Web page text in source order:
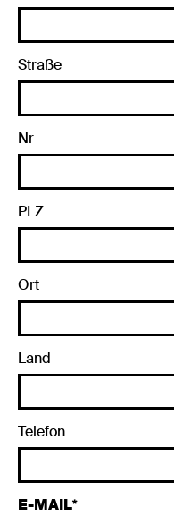
Straße
Nr
PLZ
Ort
Land
Telefon
E-MAIL